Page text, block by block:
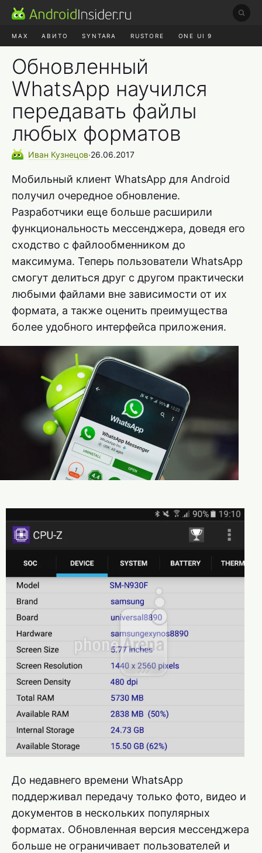
MAX АВИТО SYNTARA RUSTORE ONE UI 9
НАУШНИКИ
Обновленный
WhatsApp научился
передавать файлы
любых форматов
Иван Кузнецов∙26.06.2017
Мобильный клиент WhatsApp для Android
получил очередное обновление.
Разработчики еще больше расширили
функциональность мессенджера, доведя его
сходство с файлообменником до
максимума. Теперь пользователи WhatsApp
смогут делиться друг с другом практически
любыми файлами вне зависимости от их
формата, а также оценить преимущества
более удобного интерфейса приложения.
До недавнего времени WhatsApp
поддерживал передачу только фото, видео и
документов в нескольких популярных
форматах. Обновленная версия мессенджера
больше не ограничивает пользователей и